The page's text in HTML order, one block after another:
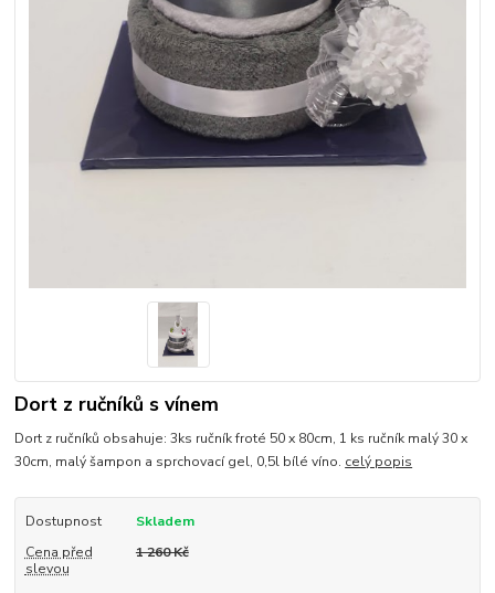
Dort z ručníků s vínem
Dort z ručníků obsahuje: 3ks ručník froté 50 x 80cm, 1 ks ručník malý 30 x
30cm, malý šampon a sprchovací gel, 0,5l bílé víno. celý popis
Dostupnost
Skladem
Cena před
slevou
1 260 Kč